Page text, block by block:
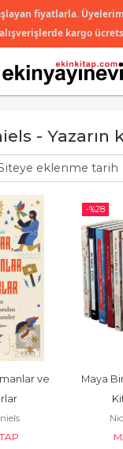
fiyatlarla.
alışverişlerde kargo
- Yazarın
ve
-%28
Maya